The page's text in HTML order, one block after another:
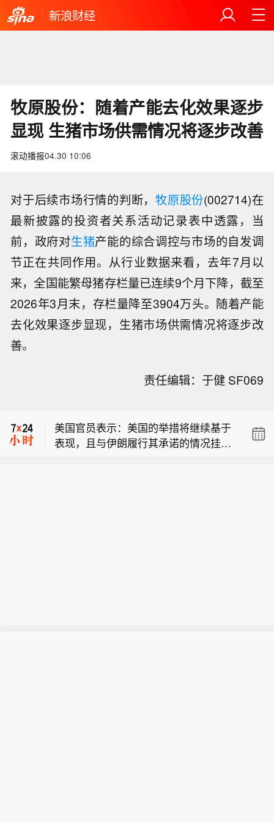
新浪财经
牧原股份：随着产能去化效果逐步
显现 生猪市场供需情况将逐步改善
滚动播报04.30 10:06
对于后续市场行情的判断，牧原股份(002714)在
最新披露的投资者关系活动记录表中透露，当
前，政府对生猪产能的综合调控与市场的自发调
节正在共同作用。从行业数据来看，去年7月以
来，全国能繁母猪存栏量已连续9个月下降，截至
2026年3月末，存栏量降至3904万头。随着产能
去化效果逐步显现，生猪市场供需情况将逐步改
善。
责任编辑：于健 SF069
一名美国官员表示：一旦宣布达成协议
恢复不受阻碍的商业航运，美国将解除
对伊朗港口的封锁。
美国官员表示：美国的举措将继续基于
表现，且与伊朗履行其承诺的情况挂